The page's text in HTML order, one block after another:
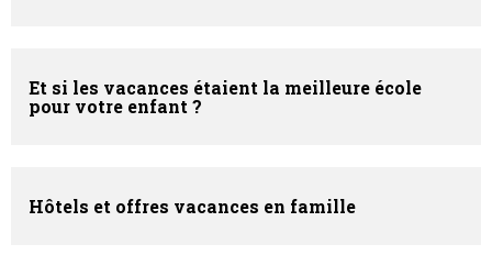
Et si les vacances étaient la meilleure école
pour votre enfant ?
Hôtels et offres vacances en famille